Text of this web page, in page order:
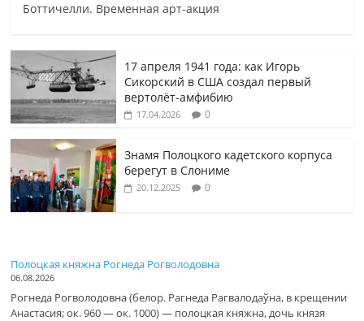
Боттичелли. Временная арт-акция
17 апреля 1941 года: как Игорь
Сикорский в США создал первый
вертолёт-амфибию
17.04.2026 0
Знамя Полоцкого кадетского корпуса
берегут в Слониме
20.12.2025 0
Полоцкая княжна Рогнеда Рогволодовна
06.08.2026
Рогнеда Рогволодовна (белор. Рагнеда Рагвалодаўна, в крещении
Анастасия; ок. 960 — ок. 1000) — полоцкая княжна, дочь князя